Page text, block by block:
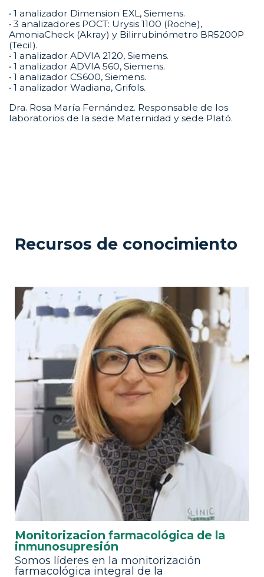
• 1 analizador Dimension EXL, Siemens.
• 3 analizadores POCT: Urysis 1100 (Roche),
AmoniaCheck (Akray) y Bilirrubinómetro BR5200P
(Tecil).
• 1 analizador ADVIA 2120, Siemens.
• 1 analizador ADVIA 560, Siemens.
• 1 analizador CS600, Siemens.
• 1 analizador Wadiana, Grifols.
Dra. Rosa María Fernández. Responsable de los
laboratorios de la sede Maternidad y sede Plató.
Recursos de conocimiento
Monitorizacion farmacológica de la
inmunosupresión
Somos líderes en la monitorización
farmacológica integral de la